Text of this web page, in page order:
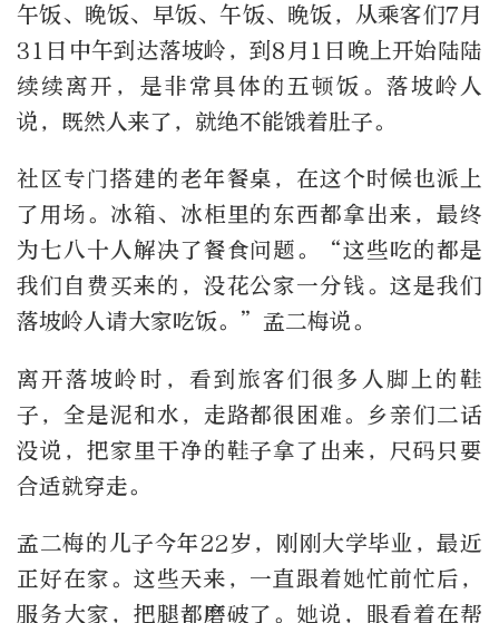
午饭、晚饭、早饭、午饭、晚饭，从乘客们7月
31日中午到达落坡岭，到8月1日晚上开始陆陆
续续离开，是非常具体的五顿饭。落坡岭人
说，既然人来了，就绝不能饿着肚子。
社区专门搭建的老年餐桌，在这个时候也派上
了用场。冰箱、冰柜里的东西都拿出来，最终
为七八十人解决了餐食问题。“这些吃的都是
我们自费买来的，没花公家一分钱。这是我们
落坡岭人请大家吃饭。”孟二梅说。
离开落坡岭时，看到旅客们很多人脚上的鞋
子，全是泥和水，走路都很困难。乡亲们二话
没说，把家里干净的鞋子拿了出来，尺码只要
合适就穿走。
孟二梅的儿子今年22岁，刚刚大学毕业，最近
正好在家。这些天来，一直跟着她忙前忙后，
服务大家，把腿都磨破了。她说，眼看着在帮